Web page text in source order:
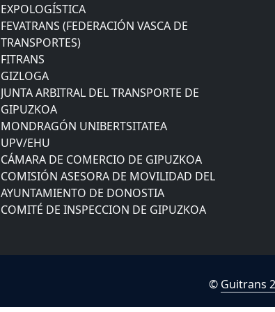
FEVATRANS (FEDERACIÓN VASCA DE
TRANSPORTES)
FITRANS
GIZLOGA
JUNTA ARBITRAL DEL TRANSPORTE DE
GIPUZKOA
MONDRAGÓN UNIBERTSITATEA
UPV/EHU
CÁMARA DE COMERCIO DE GIPUZKOA
COMISIÓN ASESORA DE MOVILIDAD DEL
AYUNTAMIENTO DE DONOSTIA
COMITÉ DE INSPECCION DE GIPUZKOA
CONSEJO DE NAVEGACIÓN Y PUERTO
EUSKO IKASKUNTZA
© Guitrans